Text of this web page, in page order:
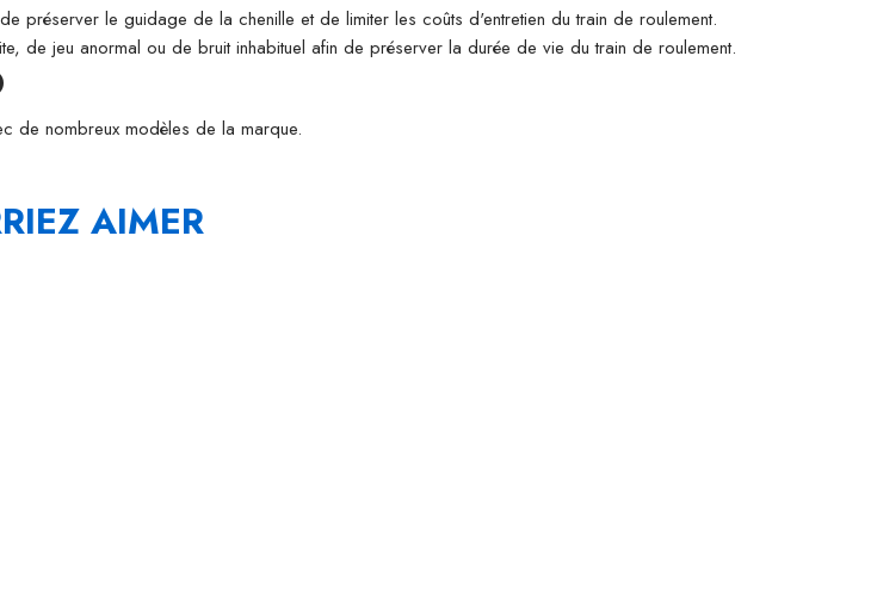
préserver le guidage de la chenille et de limiter les coûts d'entretien du train de roulement.
de jeu anormal ou de bruit inhabituel afin de préserver la durée de vie du train de roulement.
de nombreux modèles de la marque.
AIMER